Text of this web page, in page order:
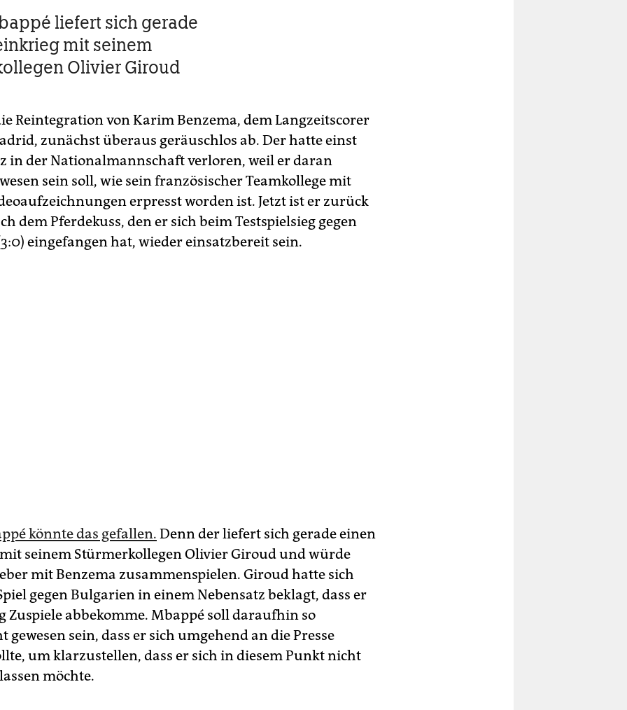
liefert sich gerade
mit seinem
Olivier Giroud
Reintegration von Karim Benzema, dem Langzeitscorer
zunächst überaus geräuschlos ab. Der hatte einst
in der Nationalmannschaft verloren, weil er daran
sein soll, wie sein französischer Teamkollege mit
erpresst worden ist. Jetzt ist er zurück
dem Pferdekuss, den er sich beim Testspielsieg gegen
eingefangen hat, wieder einsatzbereit sein.
könnte das gefallen. Denn der liefert sich gerade einen
seinem Stürmerkollegen Olivier Giroud und würde
mit Benzema zusammenspielen. Giroud hatte sich
gegen Bulgarien in einem Nebensatz beklagt, dass er
Zuspiele abbekomme. Mbappé soll daraufhin so
gewesen sein, dass er sich umgehend an die Presse
um klarzustellen, dass er sich in diesem Punkt nicht
möchte.